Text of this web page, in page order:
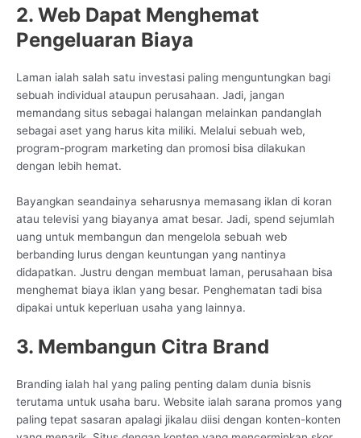
2. Web Dapat Menghemat
Pengeluaran Biaya
Laman ialah salah satu investasi paling menguntungkan bagi
sebuah individual ataupun perusahaan. Jadi, jangan
memandang situs sebagai halangan melainkan pandanglah
sebagai aset yang harus kita miliki. Melalui sebuah web,
program-program marketing dan promosi bisa dilakukan
dengan lebih hemat.
Bayangkan seandainya seharusnya memasang iklan di koran
atau televisi yang biayanya amat besar. Jadi, spend sejumlah
uang untuk membangun dan mengelola sebuah web
berbanding lurus dengan keuntungan yang nantinya
didapatkan. Justru dengan membuat laman, perusahaan bisa
menghemat biaya iklan yang besar. Penghematan tadi bisa
dipakai untuk keperluan usaha yang lainnya.
3. Membangun Citra Brand
Branding ialah hal yang paling penting dalam dunia bisnis
terutama untuk usaha baru. Website ialah sarana promos yang
paling tepat sasaran apalagi jikalau diisi dengan konten-konten